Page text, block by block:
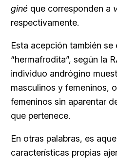
giné que corresponden a
respectivamente.
Esta acepción también
“hermafrodita”, según la
individuo andrógino
masculinos y femeninos,
femeninos sin aparentar
que pertenece.
En otras palabras, es
características propias